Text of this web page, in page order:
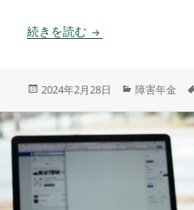
続きを読む 顔のみえる障害年
投
日:
2024年2月28日
カ
ゴ
リ
ー
障害年金